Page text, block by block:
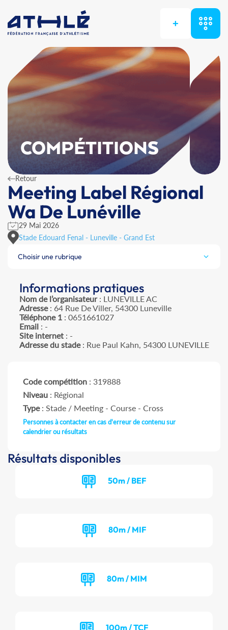
+
COMPÉTITIONS
Retour
Meeting Label Régional
Wa De Lunéville
29 Mai 2026
Stade Edouard Fenal - Luneville - Grand Est
Choisir une rubrique
Informations pratiques
Nom de l’organisateur: LUNEVILLE AC
Adresse: 64 Rue De Viller, 54300 Luneville
Téléphone 1: 0651661027
Email: -
Site internet: -
Adresse du stade: Rue Paul Kahn, 54300 LUNEVILLE
Code compétition : 319888
Niveau : Régional
Type: Stade / Meeting - Course - Cross
Personnes à contacter en cas d'erreur de contenu sur
calendrier ou résultats
Résultats disponibles
50m / BEF
80m / MIF
80m / MIM
100m / TCF